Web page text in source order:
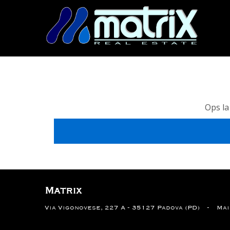
Ops
Matrix
Via Vigonovese, 227 A - 35127 Padova (PD)